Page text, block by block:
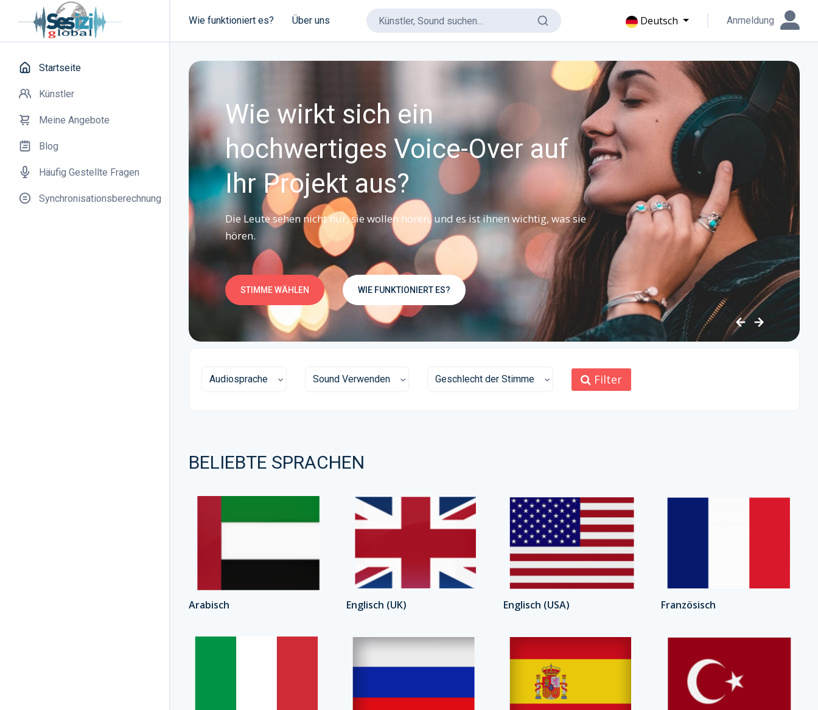
Wie funktioniert es? Über uns Deutsch Anmeldung
Startseite
Künstler
Meine Angebote
Blog
Häufig Gestellte Fragen
Synchronisationsberechnung
Wie wirkt sich ein
hochwertiges Voice-Over auf
Ihr Projekt aus?
Die Leute sehen nicht nur, sie wollen hören, und es ist ihnen wichtig, was sie
hören.
STIMME WÄHLEN WIE FUNKTIONIERT ES?
Audiosprache Sound Verwenden Geschlecht der Stimme Filter
BELIEBTE SPRACHEN
Arabisch Englisch (UK) Englisch (USA) Französisch